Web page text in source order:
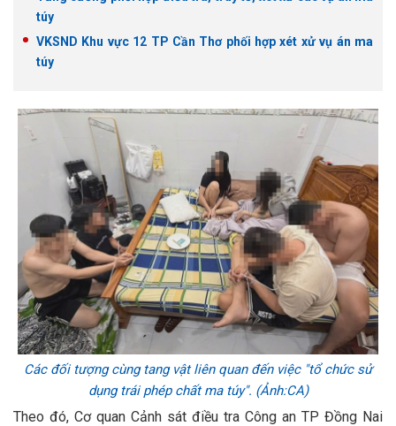
túy
VKSND Khu vực 12 TP Cần Thơ phối hợp xét xử vụ án ma
túy
Các đối tượng cùng tang vật liên quan đến việc "tổ chức sử
dụng trái phép chất ma túy". (Ảnh:CA)
Theo đó, Cơ quan Cảnh sát điều tra Công an TP Đồng Nai